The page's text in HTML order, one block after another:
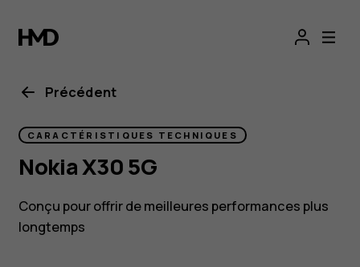
Smartphone
Nokia X30 5G
durable
avec
appareil
photo
Précédent
CARACTÉRISTIQUES TECHNIQUES
Nokia X30 5G
Conçu pour offrir de meilleures performances plus
longtemps